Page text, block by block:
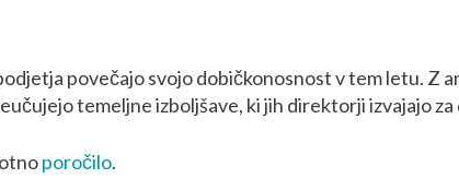
povečajo svojo dobičkonosnost v tem letu. Z
temeljne izboljšave, ki jih direktorji izvajajo
poročilo.